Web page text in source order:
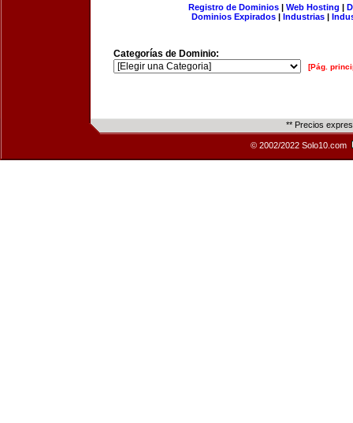
Registro de Dominios| Web Hosting |
Dominios Expirados | Industrias |
Categorías de Dominio:
[Pág.
** Precios
© 2002/2022 Solo10.com